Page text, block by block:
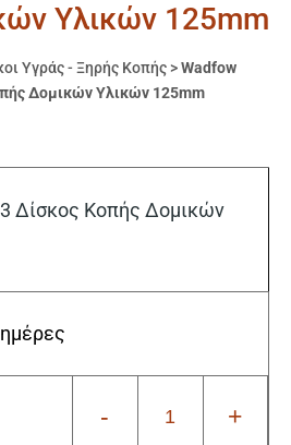
Υλικών 125mm
Υγράς - Ξηρής Κοπής >Wadfow
Δομικών Υλικών 125mm
Δίσκος Κοπής Δομικών
- +